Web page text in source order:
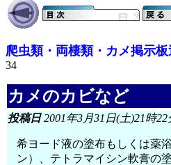
爬虫類・両棲類・カメ掲示
34
カメのカビなど
投稿日2001年3月31日(土)21時
希ヨード液の塗布もしくは薬
ン）、テトラマイシン軟膏の